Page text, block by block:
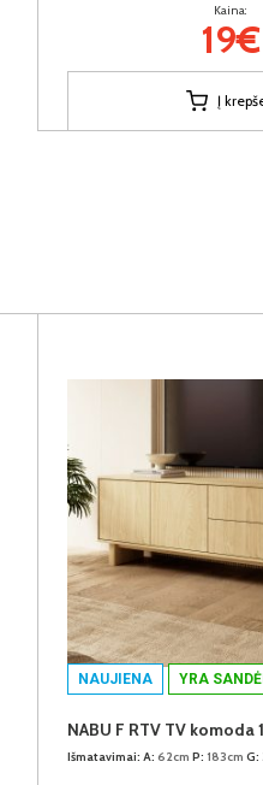
Kaina:
19€
Į
NAUJIENA YRA
NABU F RTV TV komoda
Išmatavimai: A: 62cm P: 183cm G: